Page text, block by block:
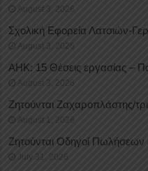
August 3, 2026
Σχολική Εφορεία Λατσιών-
August 3, 2026
ΑΗΚ: 15 Θέσεις εργασίας –
August 3, 2026
Ζητούνται Ζαχαροπλάστης/
August 1, 2026
Ζητούνται Οδηγοί
July 31, 2026